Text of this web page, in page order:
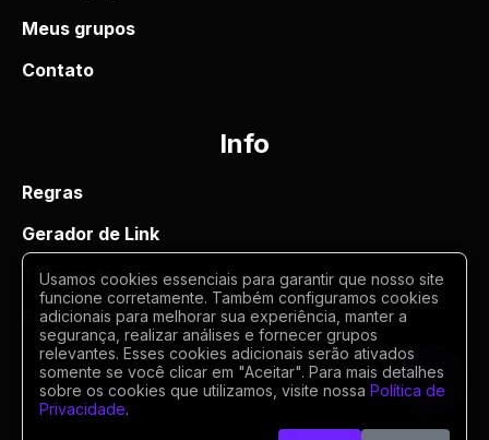
Meus grupos
Contato
Info
Regras
Gerador de Link
Termos de uso
Politica de privacidade
Usamos cookies essenciais para garantir que nosso site
funcione corretamente. Também configuramos cookies
adicionais para melhorar sua experiência, manter a
segurança, realizar análises e fornecer grupos
relevantes. Esses cookies adicionais serão ativados
somente se você clicar em "Aceitar". Para mais detalhes
sobre os cookies que utilizamos, visite nossa Política de
Privacidade.